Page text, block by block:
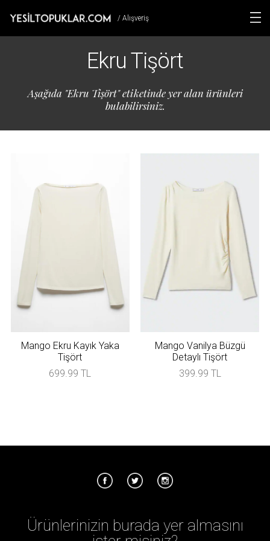
/ Alışveriş
Ekru Tişört
Aşağıda "Ekru Tişört" etiketinde yer alan ürünleri
bulabilirsiniz.
Mango Ekru Kayık Yaka
Tişört
699.99 TL
Mango Vanilya Büzgü
Detaylı Tişört
399.99 TL
Ürünlerinizin burada yer almasını